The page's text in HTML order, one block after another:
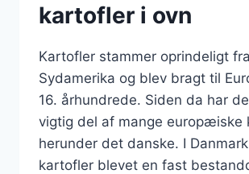
kartofler i ovn
Kartofler stammer oprindeligt fra
Sydamerika og blev bragt til
16. århundrede. Siden da har
vigtig del af mange europæiske
herunder det danske. I
kartofler blevet en fast